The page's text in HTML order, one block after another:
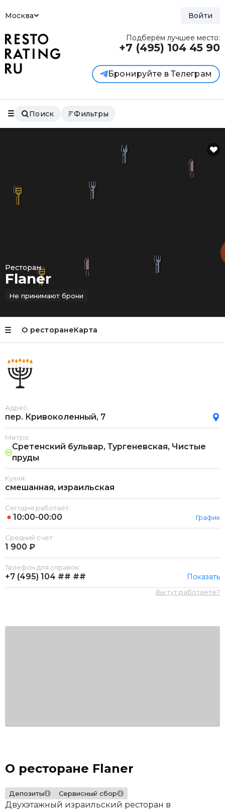
Москва Войти
Подберём лучшее место:
+7 (495) 104 45 90
Бронируйте в Телеграм
Поиск Фильтры
Ресторан
Flaner
Не принимают брони
О ресторанеКарта
Адрес:
пер. Кривоколенный, 7
Метро:
Сретенский бульвар, Тургеневская, Чистые
пруды
Кухня:
смешанная, израильская
Сегодня работает:
10:00-00:00 График
Средний счет:
1 900 ₽
Телефон для справок:
+7 (495) 104 ## ## Показать
Вы тут работаете?
О ресторане Flaner
Депозиты Сервисный сбор
Двухэтажный израильский ресторан в